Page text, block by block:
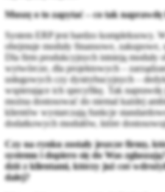
Muszę o to zapytać – co tak
System ERP jest bardzo kompleksowy.
obejmuje moduły finansowe, zakupowe,
Dla firm produkcyjnych istnieją moduły
wytwórcze, dla projektowych –
usługowych czy dystrybucyjnych –
wspierające ich specyfikę. Tak
można dostosować do niemal każdej
klientów wystarczają funkcje
dodatkowych modułów, które
Czy na rynku zostały jeszcze firmy,
systemu i dopiero się do Was
dziś z klientami, którzy już coś
dalej?